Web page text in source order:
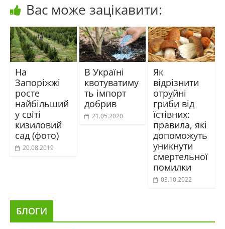
Вас може зацікавити:
На
Запоріжжі
росте
найбільший
у світі
кизиловий
сад (фото)
20.08.2019
В Україні
квотуватиму
ть імпорт
добрив
21.05.2020
Як
відрізнити
отруйні
гриби від
їстівних:
правила, які
допоможуть
уникнути
смертельної
помилки
03.10.2022
БЛОГИ